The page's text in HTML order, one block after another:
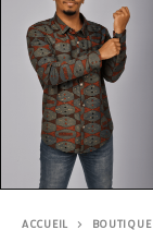
ACCUEIL BOUTIQUE